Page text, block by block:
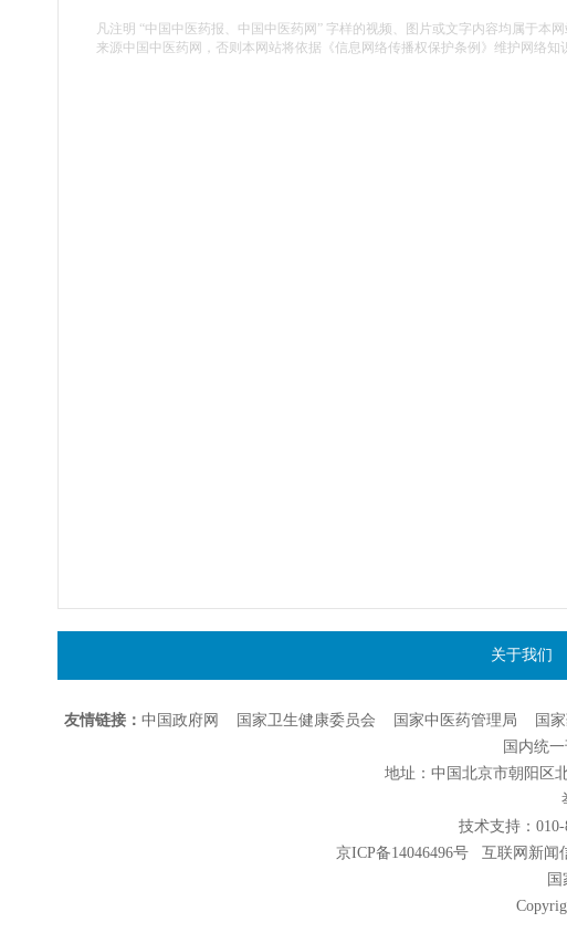
凡注明 “中国中医药报、中国中医药网” 字样的视频、图片或文字内容均属于本
来源中国中医药网，否则本网站将依据《信息网络传播权保护条例》维护网络知
关于我们
友情链接： 中国政府网 国家卫生健康委员会 国家中医药管理局 国
国内统
地址：中国北京市朝阳区
技术支持：
京ICP备14046496号
互联网新闻